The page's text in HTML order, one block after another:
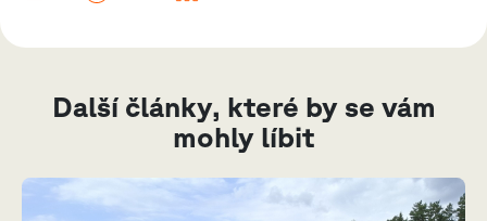
Další články, které by se vám
mohly líbit